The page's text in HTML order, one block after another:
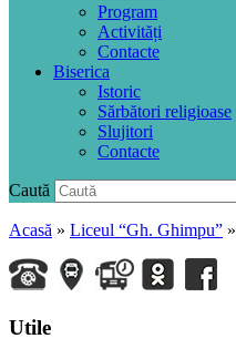
Program
Activități
Contacte
Biserica
Istoric
Sărbători religioase
Slujitori
Contacte
Caută
Acasă » Liceul “Gh. Ghimpu” »
Utile